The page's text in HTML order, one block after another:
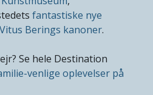
fantastiske nye
Vitus Berings kanoner.
Se hele Destination
venlige oplevelser på